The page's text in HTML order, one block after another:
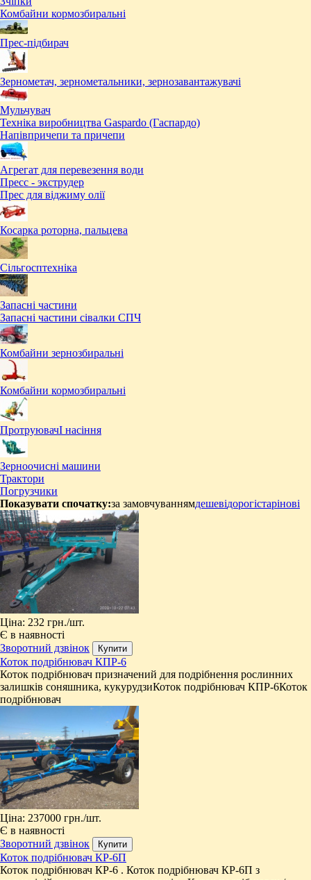
Комбайни кормозбиральні
Прес-підбирач
Зернометач, зернометальники, зернозавантажувачі
Мульчувач
Техніка виробництва Gaspardo (Гаспардо)
Напівпричепи та причепи
Агрегат для перевезення води
Пресc - экструдер
Прес для віджиму олії
Косарка роторна, пальцева
Сільгосптехніка
Запасні частини
Запасні частини сівалки СПЧ
Комбайни зернозбиральні
Комбайни кормозбиральні
ПротруювачІ насіння
Зерноочисні машини
Трактори
Погрузчики
Показувати спочатку:за замовчуваннямдешевідорогістарінові
Ціна: 232 грн./шт.
Є в наявності
Зворотний дзвінок
​Коток подрібнювач КПР-6
​Коток подрібнювач призначений для подрібнення рослинних
залишків соняшника, кукурудзи ​Коток подрібнювач КПР-6 ​Коток
подрібнювач
Ціна: 237000 грн./шт.
Є в наявності
Зворотний дзвінок
​Коток подрібнювач КР-6П
Коток подрібнювач КР-6 . ​Коток подрібнювач КР-6П з